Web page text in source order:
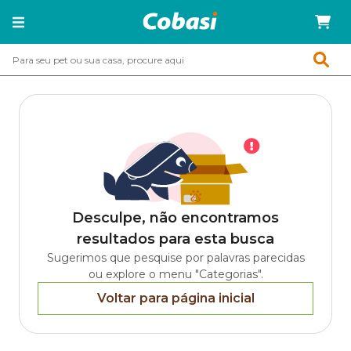
Desculpe, não encontramos
resultados para esta busca
Sugerimos que pesquise por palavras parecidas
ou explore o menu "Categorias".
Voltar para página inicial